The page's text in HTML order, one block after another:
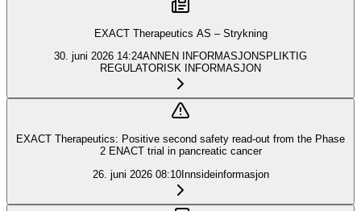
EXACT Therapeutics AS – Strykning
30. juni 2026 14:24ANNEN INFORMASJONSPLIKTIG
REGULATORISK INFORMASJON
EXACT Therapeutics: Positive second safety read-out from the Phase
2 ENACT trial in pancreatic cancer
26. juni 2026 08:10Innsideinformasjon